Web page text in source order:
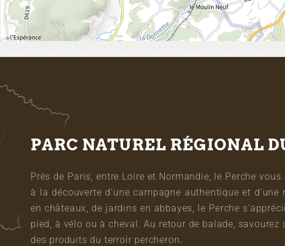
PARC NATUREL RÉGIONAL
Près de Paris, entre Loire et Normandie, le Perche
à la découverte d’une campagne authentique et d’une
en châteaux, de jardins en abbayes, le Perche
pied, à vélo ou à cheval. Au retour de balade,
des produits du terroir percheron.